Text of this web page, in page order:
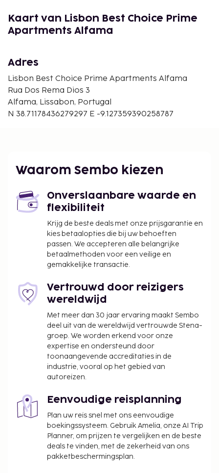
Kaart van Lisbon Best Choice Prime
Apartments Alfama
Adres
Lisbon Best Choice Prime Apartments Alfama
Rua Dos Rema Dios 3
Alfama, Lissabon, Portugal
N 38.71178436279297 E -9.127359390258787
Waarom Sembo kiezen
Onverslaanbare waarde en
flexibiliteit
Krijg de beste deals met onze prijsgarantie en
kies betaalopties die bij uw behoeften
passen. We accepteren alle belangrijke
betaalmethoden voor een veilige en
gemakkelijke transactie.
Vertrouwd door reizigers
wereldwijd
Met meer dan 30 jaar ervaring maakt Sembo
deel uit van de wereldwijd vertrouwde Stena-
groep. We worden erkend voor onze
expertise en ondersteund door
toonaangevende accreditaties in de
industrie, vooral op het gebied van
autoreizen.
Eenvoudige reisplanning
Plan uw reis snel met ons eenvoudige
boekingssysteem. Gebruik Amelia, onze AI Trip
Planner, om prijzen te vergelijken en de beste
deals te vinden, met de zekerheid van ons
pakketbeschermingsplan.